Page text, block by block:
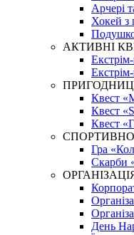
Арчері
Хокей з
АКТИВНІ
Квест
Квест
Квест
Гра
Скарби
День